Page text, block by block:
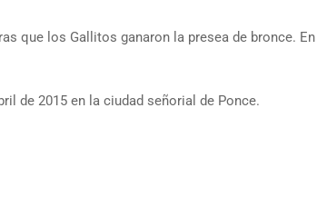
que los Gallitos ganaron la presea de bronce.
de 2015 en la ciudad señorial de Ponce.